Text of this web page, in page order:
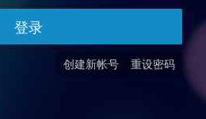
创建新帐号 重设密码
登录